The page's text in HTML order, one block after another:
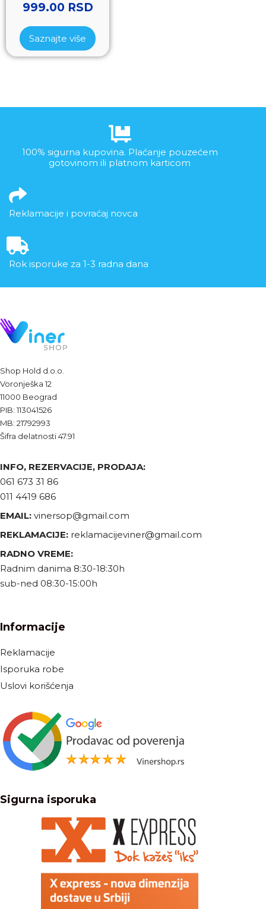
999.00 RSD
Saznajte više
100% sigurna kupovina. Plaćanje pouzećem
gotovinom ili platnom karticom
Reklamacije i povraćaj novca
Rok isporuke za 1-3 radna dana
Shop Hold d.o.o.
Voronješka 12
11000 Beograd
PIB: 113041526
MB: 21792993
Šifra delatnosti 47.91
INFO, REZERVACIJE, PRODAJA:
061 673 31 86
011 4419 686
EMAIL: vinersop@gmail.com
REKLAMACIJE: reklamacijeviner@gmail.com
RADNO VREME:
Radnim danima 8:30-18:30h
sub-ned 08:30-15:00h
Informacije
Reklamacije
Isporuka robe
Uslovi korišćenja
Sigurna isporuka